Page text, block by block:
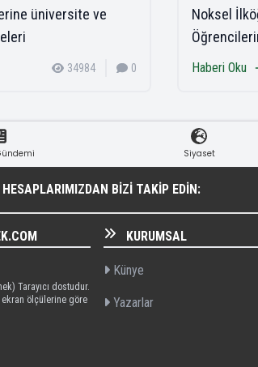
üniversite ve
34984 0
Noksel
Haberi Oku
Siyaset
HESAPLARIMIZDAN BIZI TAKIP EDIN:
Tarayıcı dostudur.
ölçülerine göre
KURUMSAL
Künye
Yazarlar